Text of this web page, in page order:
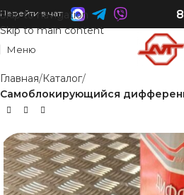
Skip to navigation
Skip to main content
Перейти в чат:
Меню
Главная Каталог
Самоблокирующийся